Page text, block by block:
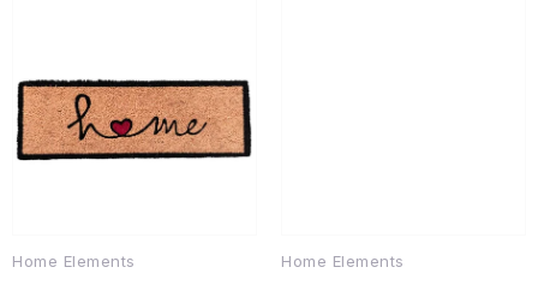
Home Elements Home Elements